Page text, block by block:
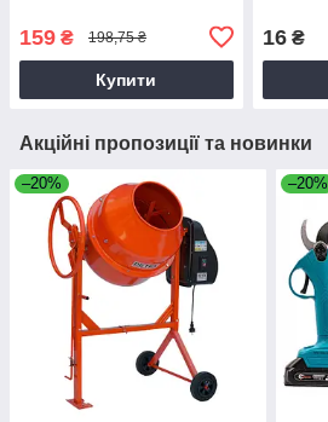
159 ₴ 198,75 ₴
Купити
16₴
Акційні пропозиції та новинки
–20% –20%